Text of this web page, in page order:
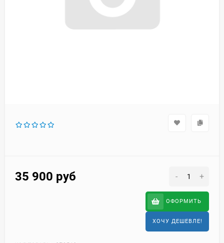
35 900 руб - +
ОФОРМИТЬ
ХОЧУ ДЕШЕВЛЕ!